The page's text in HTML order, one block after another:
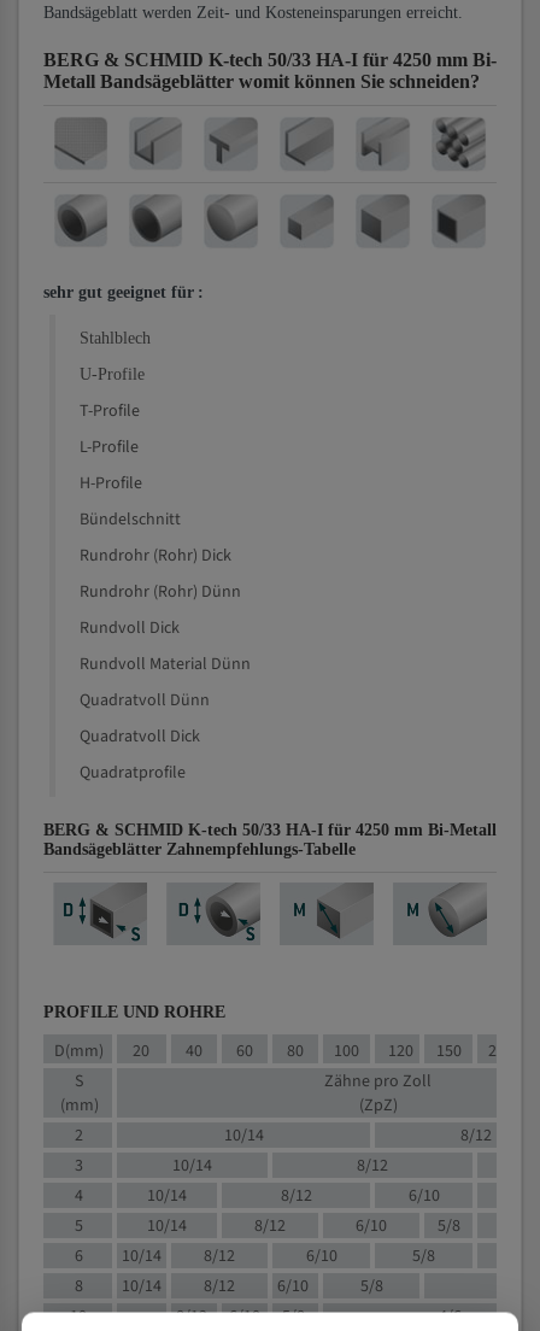
Bandsägeblatt werden Zeit- und Kosteneinsparungen erreicht.
BERG & SCHMID K-tech 50/33 HA-I für 4250 mm Bi-
Metall Bandsägeblätter womit können Sie schneiden?
sehr gut geeignet für :
Stahlblech
U-Profile
T-Profile
L-Profile
H-Profile
Bündelschnitt
Rundrohr (Rohr) Dick
Rundrohr (Rohr) Dünn
Rundvoll Dick
Rundvoll Material Dünn
Quadratvoll Dünn
Quadratvoll Dick
Quadratprofile
BERG & SCHMID K-tech 50/33 HA-I für 4250 mm Bi-Metall
Bandsägeblätter Zahnempfehlungs-Tabelle
PROFILE UND ROHRE
D(mm) 20 40 60 80 100 120 150 200
S
(mm)
Zähne pro Zoll
(ZpZ)
2
10/14
8/12
3
10/14 8/12
4
10/14 8/12 6/10
5
10/14 8/12 6/10
5/8
6
10/14 8/12 6/10
5/8
8
10/14 8/12 6/10 5/8
10
8/12 6/10 5/8
4/6